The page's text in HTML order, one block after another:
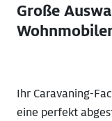
Große
​Ihr Caravaning-
eine perfekt